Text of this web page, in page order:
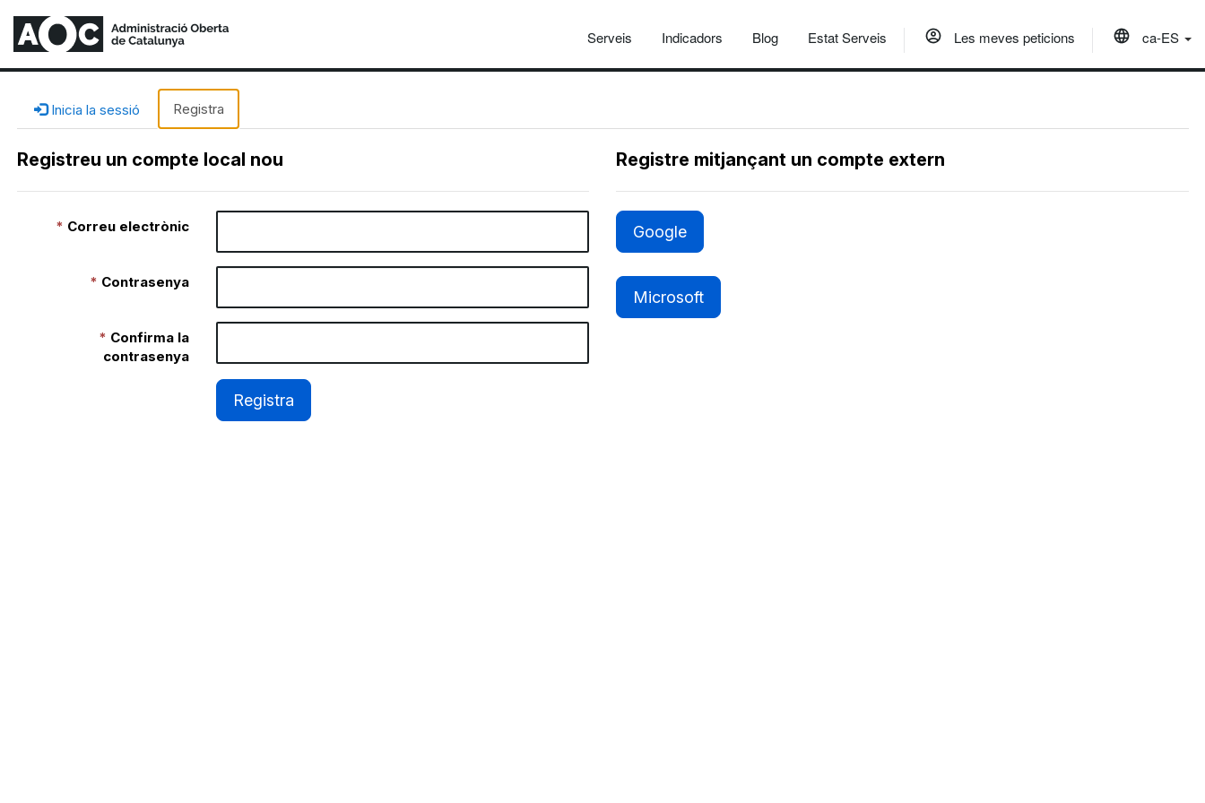
Serveis Indicadors Blog Estat Serveis Les meves peticions ca-ES
Inicia la sessió Registra
Registreu un compte local nou
Correu electrònic
Contrasenya
Confirma la
contrasenya
Registre mitjançant un compte extern
Google
Microsoft